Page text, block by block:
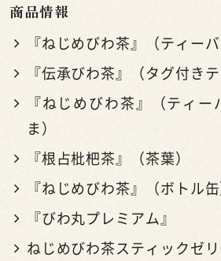
商品情報
『ねじめびわ茶』（ティーバ
『伝承びわ茶』（タグ付きテ
『ねじめびわ茶』（ティ
ま）
『根占枇杷茶』（茶葉）
『ねじめびわ茶』（ボトル缶
『びわ丸プレミアム』
ねじめびわ茶スティックゼ